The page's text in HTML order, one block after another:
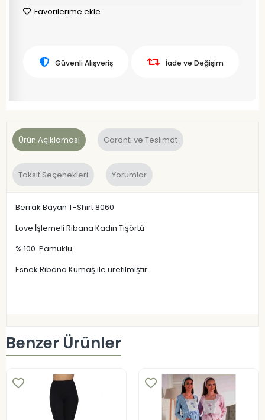
Favorilerime ekle
Güvenli Alışveriş İade ve Değişim
Ürün Açıklaması Garanti ve Teslimat
Taksit Seçenekleri Yorumlar
Berrak Bayan T-Shirt 8060
Love İşlemeli Ribana Kadın Tişörtü
% 100 Pamuklu
Esnek Ribana Kumaş ile üretilmiştir.
Benzer Ürünler